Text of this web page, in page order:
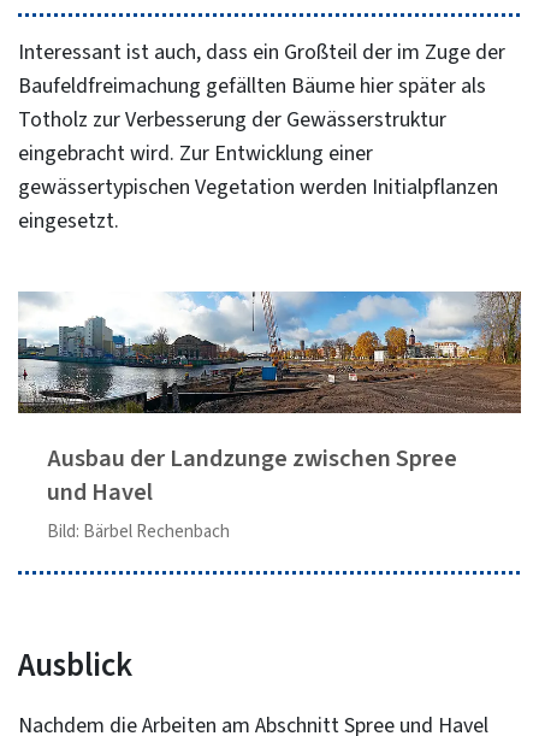
Interessant ist auch, dass ein Großteil der im Zuge der
Baufeldfreimachung gefällten Bäume hier später als
Totholz zur Verbesserung der Gewässerstruktur
eingebracht wird. Zur Entwicklung einer
gewässertypischen Vegetation werden Initialpflanzen
eingesetzt.
Ausbau der Landzunge zwischen Spree
und Havel
Bild: Bärbel Rechenbach
Ausblick
Nachdem die Arbeiten am Abschnitt Spree und Havel